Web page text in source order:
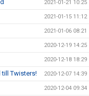
2021-01-21 10:25
2021-01-15 11:12
2021-01-06 08:21
2020-12-19 14:25
2020-12-18 18:29
till Twisters! 2020-12-07 14:39
2020-12-04 09:34